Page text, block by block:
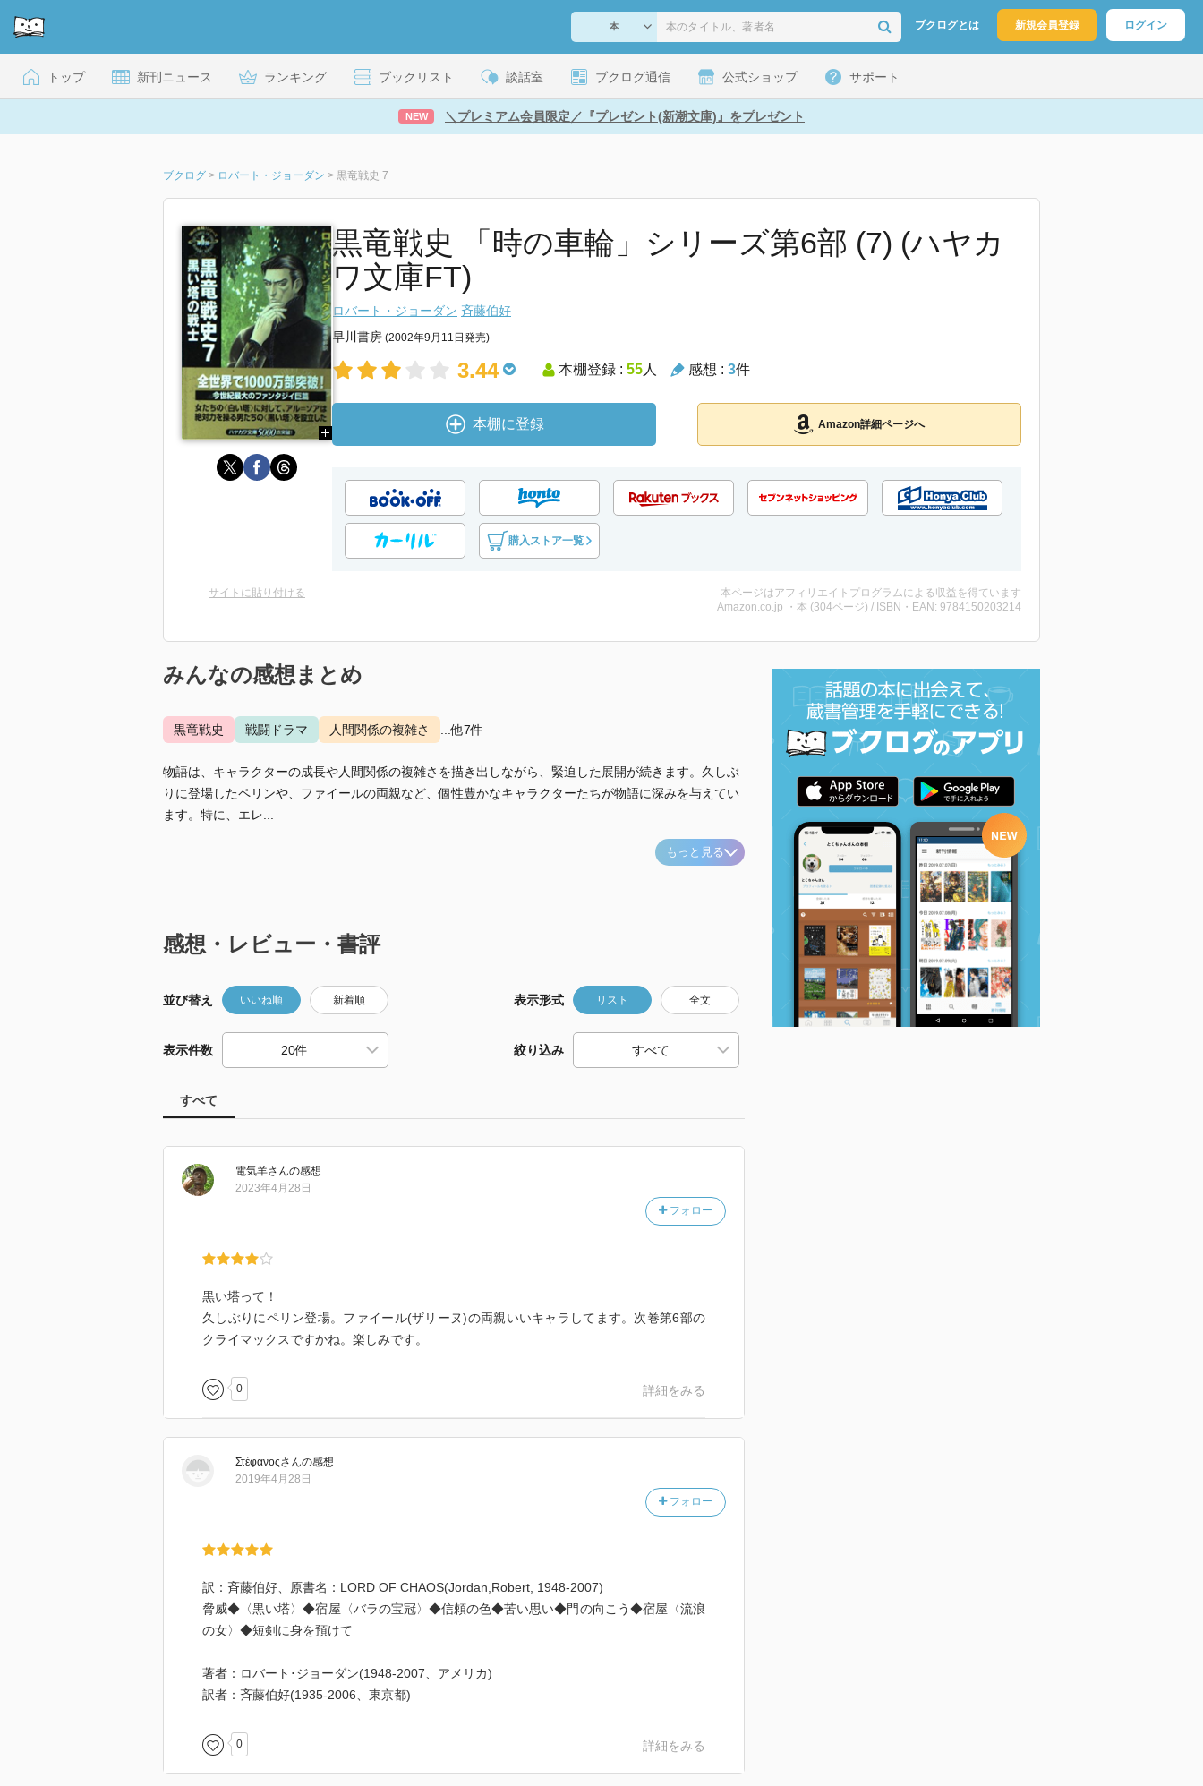
ブクログとは 新規会員登録 ログイン
トップ 新刊ニュース ランキング ブックリスト 談話室 ブクログ通信 公式ショップ サポート
NEW ＼プレミアム会員限定／『プレゼント(新潮文庫)』をプレゼント
ブクログ > ロバート・ジョーダン > 黒竜戦史 7
黒竜戦史 「時の車輪」シリーズ第6部 (7) (ハヤカ
ワ文庫FT)
ロバート・ジョーダン 斉藤伯好
早川書房 (2002年9月11日発売)
3.44 本棚登録 : 55人 感想 : 3件
本棚に登録 Amazon詳細ページへ
購入ストア一覧
サイトに貼り付ける
本ページはアフィリエイトプログラムによる収益を得ています
Amazon.co.jp ・本 (304ページ) / ISBN・EAN: 9784150203214
みんなの感想まとめ
黒竜戦史 戦闘ドラマ 人間関係の複雑さ ...他7件
物語は、キャラクターの成長や人間関係の複雑さを描き出しながら、緊迫した展開が続きます。久しぶ
りに登場したペリンや、ファイールの両親など、個性豊かなキャラクターたちが物語に深みを与えてい
ます。特に、エレ...
もっと見る
感想・レビュー・書評
並び替え いいね順 新着順 表示形式 リスト 全文
表示件数 絞り込み
すべて
電気羊さんの感想
フォロー
2023年4月28日
黒い塔って！
久しぶりにペリン登場。ファイール(ザリーヌ)の両親いいキャラしてます。次巻第6部の
クライマックスですかね。楽しみです。
0 詳細をみる
Στέφανοςさんの感想
フォロー
2019年4月28日
訳：斉藤伯好、原書名：LORD OF CHAOS(Jordan,Robert, 1948-2007)
脅威◆〈黒い塔〉◆宿屋〈バラの宝冠〉◆信頼の色◆苦い思い◆門の向こう◆宿屋〈流浪
の女〉◆短剣に身を預けて
著者：ロバート･ジョーダン(1948-2007、アメリカ)
訳者：斉藤伯好(1935-2006、東京都)
0 詳細をみる